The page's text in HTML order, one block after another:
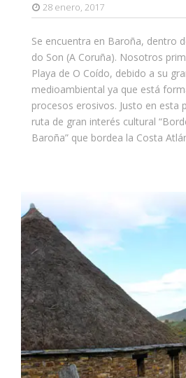
28 enero, 2017
Se encuentra en Baroña, dentro
do Son (A Coruña). Nosotros
Playa de O Coído, debido a su
medioambiental ya que está
procesos erosivos. Justo en esta
ruta de gran interés cultural
Baroña” que bordea la Costa